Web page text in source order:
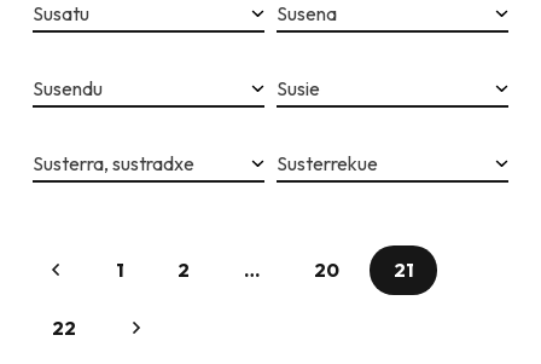
Susatu Susena
Susendu Susie
Susterra, sustradxe Susterrekue
1 2 … 20 21
22